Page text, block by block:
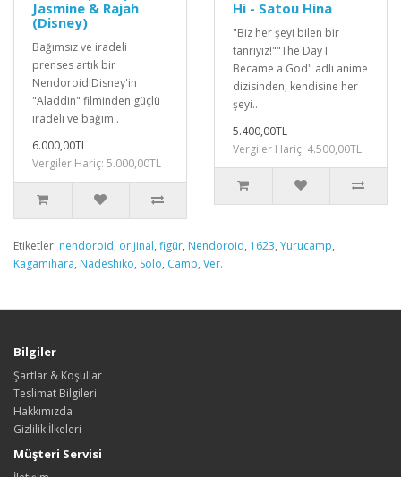
Jasmine & Rajah
(Disney)
Bağımsız ve iradeli
prenses artık bir
Nendoroid!Disney'in
"Aladdin" filminden güçlü
iradeli ve bağım..
6.000,00TL
Vergiler Hariç: 5.000,00TL
Hi - Satou Hina
"Biz her şeyi bilen bir
tanrıyız!""The Day I
Became a God" adlı anime
dizisinden, kendisine her
şeyi..
5.400,00TL
Vergiler Hariç: 4.500,00TL
Etiketler: nendoroid, orijinal, figür, Nendoroid, 1623, Yurucamp,
Kagamihara, Nadeshiko, Solo, Camp, Ver.
Bilgiler
Şartlar & Koşullar
Teslimat Bilgileri
Hakkımızda
Gizlilik İlkeleri
Müşteri Servisi